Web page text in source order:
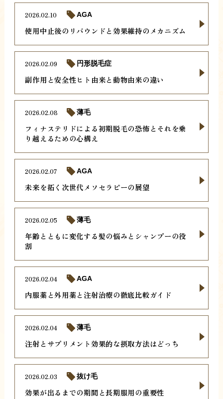
使用中止後のリバウンドと効果維持のメカニズム
2026.02.10 AGA
副作用と安全性ヒト由来と動物由来の違い
2026.02.09 円形脱毛症
フィナステリドによる初期脱毛の恐怖とそれを乗
り越えるための心構え
2026.02.08 薄毛
未来を拓く次世代メソセラピーの展望
2026.02.07 AGA
年齢とともに変化する髪の悩みとシャンプーの役
割
2026.02.05 薄毛
内服薬と外用薬と注射治療の徹底比較ガイド
2026.02.04 AGA
注射とサプリメント効果的な摂取方法はどっち
2026.02.04 薄毛
効果が出るまでの期間と長期服用の重要性
2026.02.03 抜け毛